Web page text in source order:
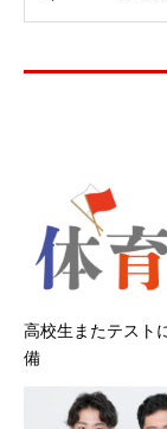
高校生またテスト
備